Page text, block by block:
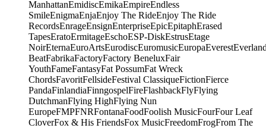
ManhattanEmidiscEmikaEmpireEndless
SmileEnigmaEnjaEnjoy The RideEnjoy The Ride
RecordsEnrageEnsignEnterpriseEpicEpitaphErased
TapesEratoErmitageEschoESP-DiskEstrusEtage
NoirEternaEuroArtsEurodiscEuromusicEuropaEverest
BeatFabrikaFactoryFactory BeneluxFair
YouthFameFantasyFat PossumFat Wreck
ChordsFavoritFellsideFestival ClassiqueFictionFierce
PandaFinlandiaFinngospelFireFlashbackFlyFlying
DutchmanFlying HighFlying Nun
EuropeFMPFNRFontanaFoodFoolish MusicFourFour Leaf
CloverFox & His FriendsFox MusicFreedomFrogFrom The